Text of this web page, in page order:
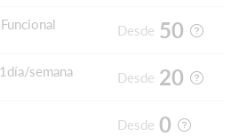
Desde 50
semana Desde 20
Desde 0